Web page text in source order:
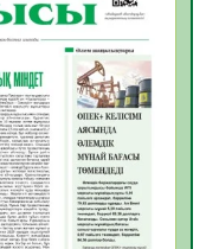
18
25
ПЕН
ҚАДАМ
24